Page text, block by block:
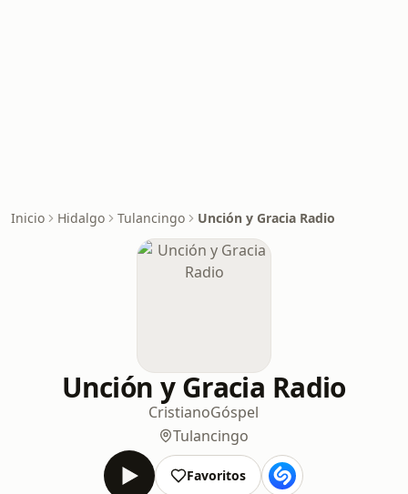
Inicio Hidalgo Tulancingo Unción y Gracia Radio
Unción y Gracia Radio
CristianoGóspel
Tulancingo
Favoritos